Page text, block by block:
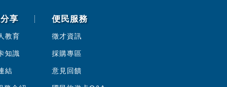
享
教育
知識
結
便民服務
徵才資訊
採購專區
意見回饋